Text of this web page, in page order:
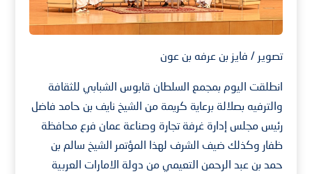
تصوير / فايز بن عرفه بن عون
انطلقت اليوم بمجمع السلطان قابوس الشبابي للثقافة
والترفيه بصلالة برعاية كريمة من الشيخ نايف بن حامد فاضل
رئيس مجلس إدارة غرفة تجارة وصناعة عمان فرع محافظة
ظفار وكذلك ضيف الشرف لهذا المؤتمر الشيخ سالم بن
حمد بن عبد الرحمن التعيمي من دولة الامارات العربية